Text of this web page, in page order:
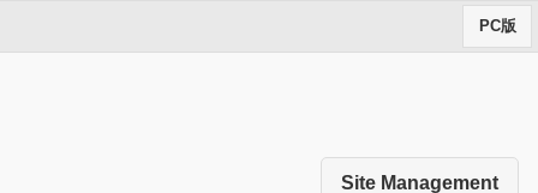
PC版
Site Management